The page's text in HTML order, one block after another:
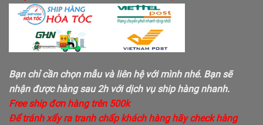
Bạn chỉ cần chọn mẫu và liên hệ với mình nhé. Bạn sẽ
nhận được hàng sau 2h với dịch vụ ship hàng nhanh.
Free ship đơn hàng trên 500k
Để tránh xẩy ra tranh chấp khách hàng hãy check hàng